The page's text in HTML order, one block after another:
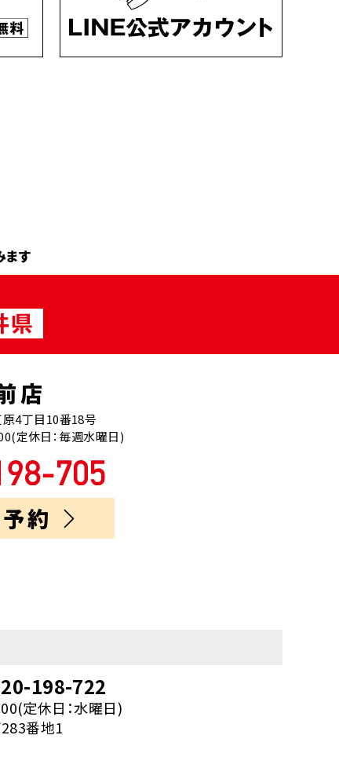
ます
店
4丁目10番18号
定休日：毎週水曜日)
約
198-722
定休日：水曜日)
番地1